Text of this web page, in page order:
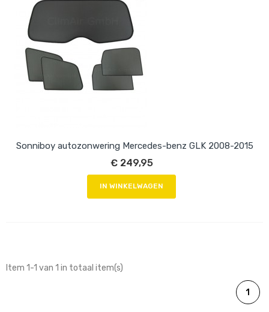
Sonniboy autozonwering Mercedes-benz GLK 2008-2015
€ 249,95
IN WINKELWAGEN
Item 1-1 van 1 in totaal item(s)
1